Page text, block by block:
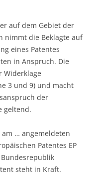
auf dem Gebiet der
nimmt die Beklagte auf
eines Patentes
in Anspruch. Die
Widerklage
3 und 9) und macht
der
geltend.
… angemeldeten
Patentes EP
steht in Kraft.